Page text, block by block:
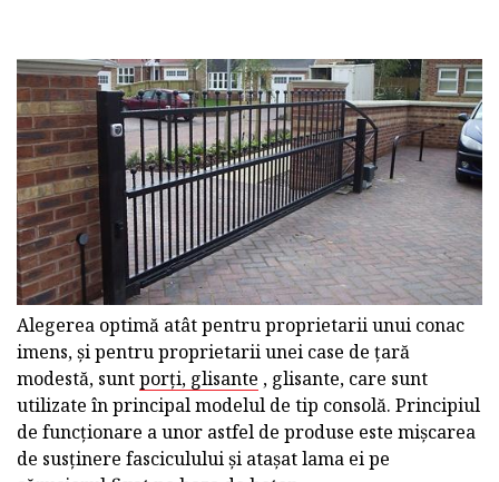
Alegerea optimă atât pentru proprietarii unui conac
imens, și pentru proprietarii unei case de țară
modestă, suntporți, glisante , glisante, care sunt
utilizate în principal modelul de tip consolă. Principiul
de funcționare a unor astfel de produse este mișcarea
de susținere fasciculului și atașat lama ei pe